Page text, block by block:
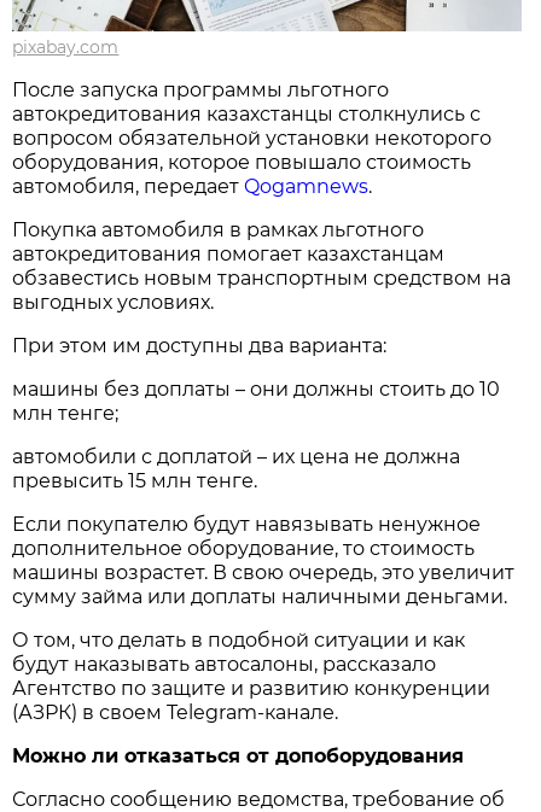
pixabay.com
После запуска программы льготного
автокредитования казахстанцы столкнулись с
вопросом обязательной установки некоторого
оборудования, которое повышало стоимость
автомобиля, передаетQogamnews.
Покупка автомобиля в рамках льготного
автокредитования помогает казахстанцам
обзавестись новым транспортным средством на
выгодных условиях.
При этом им доступны два варианта:
машины без доплаты – они должны стоить до 10
млн тенге;
автомобили с доплатой – их цена не должна
превысить 15 млн тенге.
Если покупателю будут навязывать ненужное
дополнительное оборудование, то стоимость
машины возрастет. В свою очередь, это увеличит
сумму займа или доплаты наличными деньгами.
О том, что делать в подобной ситуации и как
будут наказывать автосалоны, рассказало
Агентство по защите и развитию конкуренции
(АЗРК) в своем Telegram-канале.
Можно ли отказаться от допоборудования
Согласно сообщению ведомства, требование об